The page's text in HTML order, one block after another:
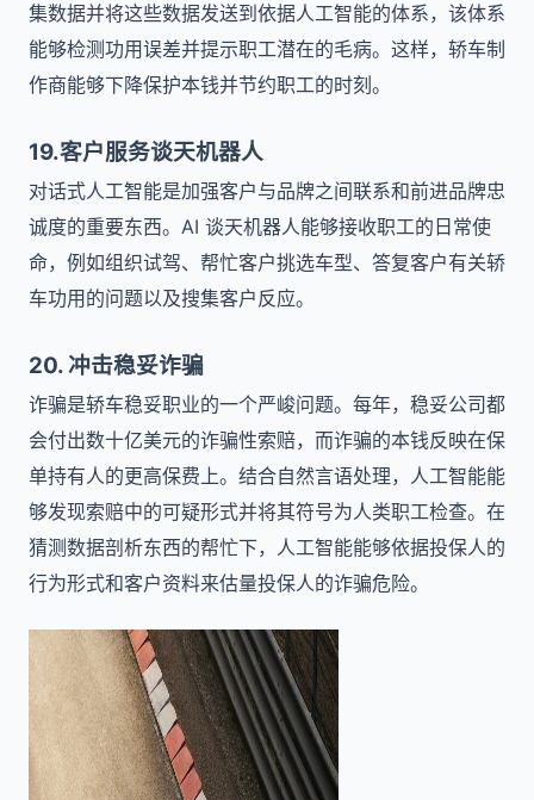
集数据并将这些数据发送到依据人工智能的体系，该体系
能够检测功用误差并提示职工潜在的毛病。这样，轿车制
作商能够下降保护本钱并节约职工的时刻。
19.客户服务谈天机器人
对话式人工智能是加强客户与品牌之间联系和前进品牌忠
诚度的重要东西。AI 谈天机器人能够接收职工的日常使
命，例如组织试驾、帮忙客户挑选车型、答复客户有关轿
车功用的问题以及搜集客户反应。
20. 冲击稳妥诈骗
诈骗是轿车稳妥职业的一个严峻问题。每年，稳妥公司都
会付出数十亿美元的诈骗性索赔，而诈骗的本钱反映在保
单持有人的更高保费上。结合自然言语处理，人工智能能
够发现索赔中的可疑形式并将其符号为人类职工检查。在
猜测数据剖析东西的帮忙下，人工智能能够依据投保人的
行为形式和客户资料来估量投保人的诈骗危险。